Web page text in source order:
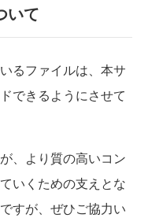
いて
るファイルは、本サ
できるようにさせて
、より質の高いコン
いくための支えとな
すが、ぜひご協力い